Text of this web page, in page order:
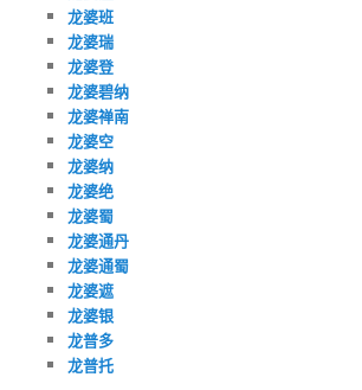
龙婆班
龙婆瑞
龙婆登
龙婆碧纳
龙婆禅南
龙婆空
龙婆纳
龙婆绝
龙婆蜀
龙婆通丹
龙婆通蜀
龙婆遮
龙婆银
龙普多
龙普托